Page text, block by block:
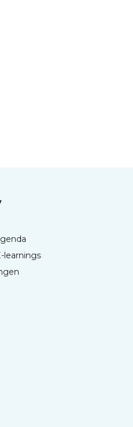
learnings